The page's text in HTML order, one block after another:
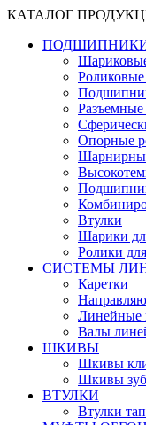
КАТАЛОГ
Опорные
Втулки
Шарики
Ролики
СИСТЕМЫ
Каретки
Линейные
Валы
ШКИВЫ
Шкивы
Шкивы
ВТУЛКИ
Втулки